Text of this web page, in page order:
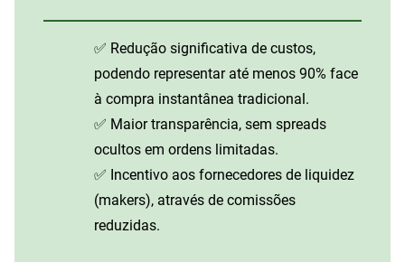
✅ Redução significativa de custos,
podendo representar até menos 90% face
à compra instantânea tradicional.
✅ Maior transparência, sem spreads
ocultos em ordens limitadas.
✅ Incentivo aos fornecedores de liquidez
(makers), através de comissões
reduzidas.